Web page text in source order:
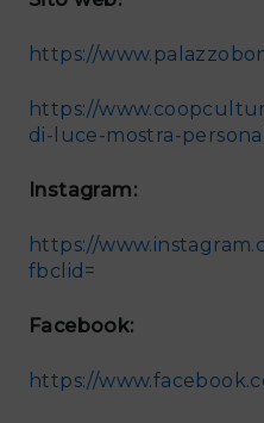
https://
https://
di-luce-mostra-
Instagram:
https://
fbclid=
Facebook:
https://